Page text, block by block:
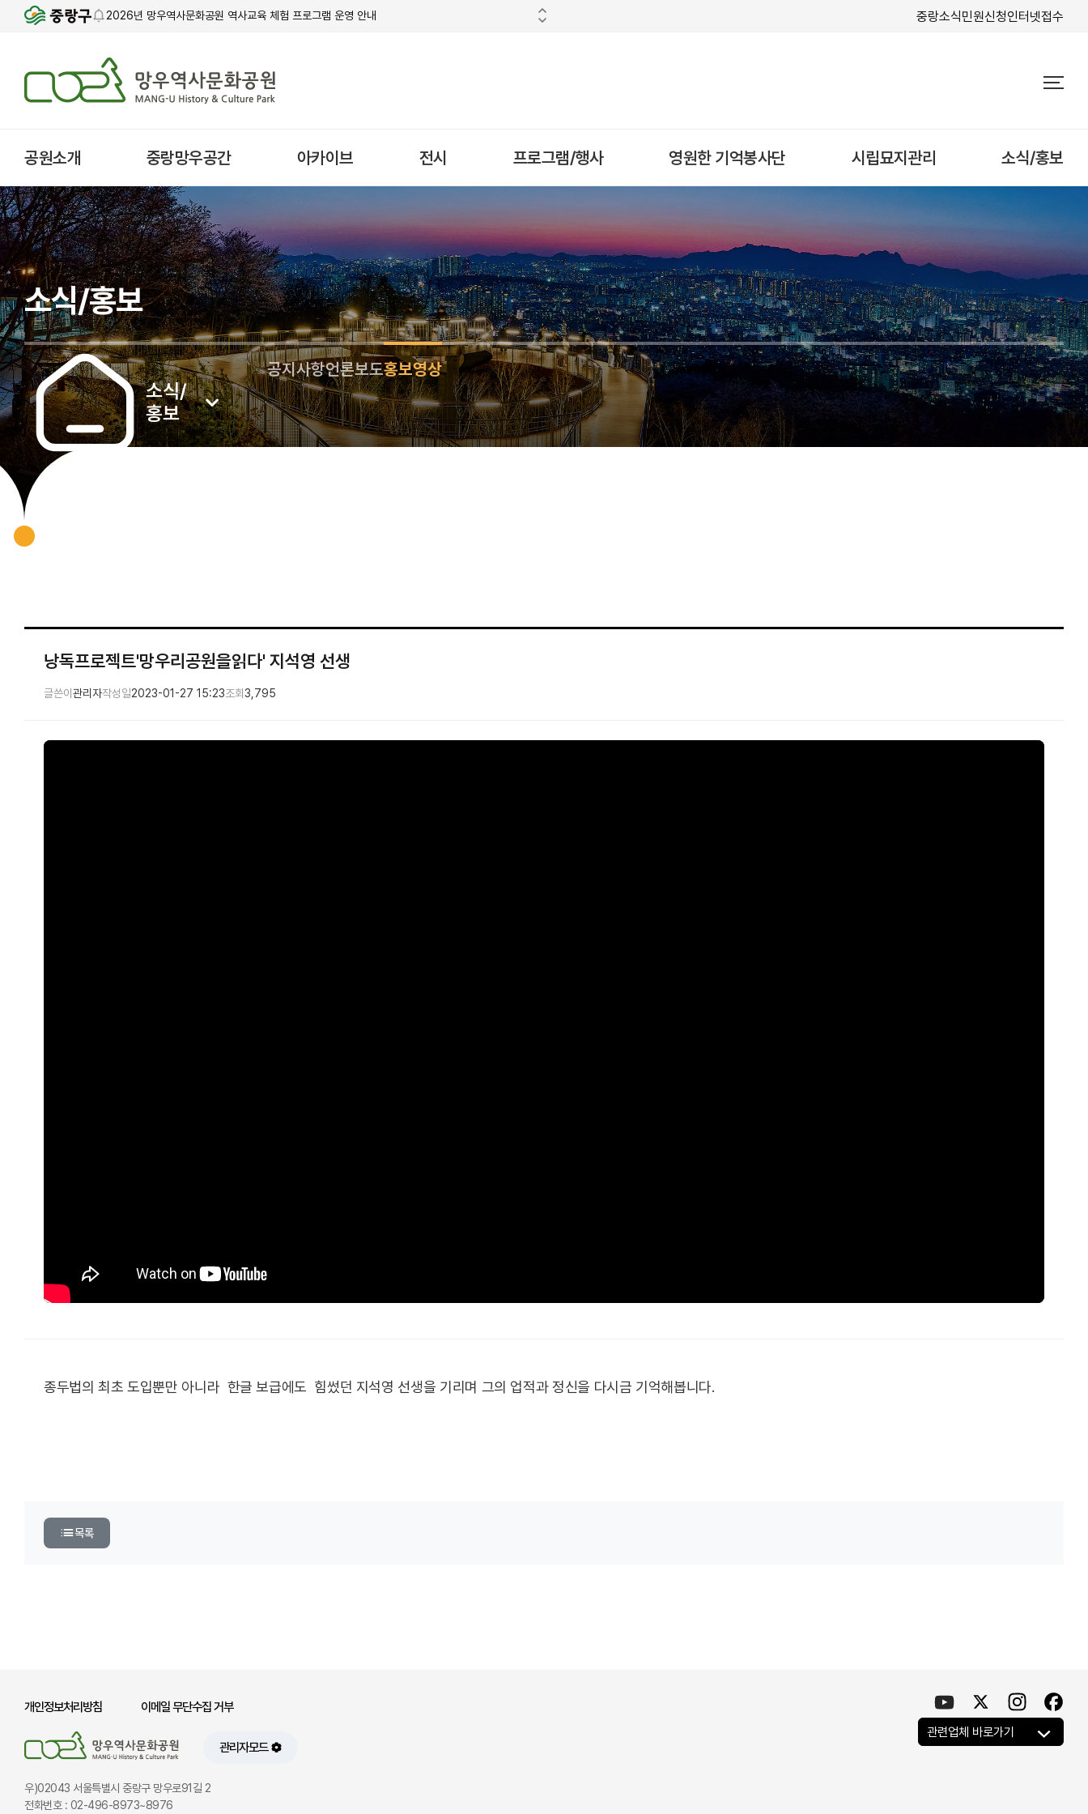
2026년 망우역사문화공원 역사교육 체험 프로그램 운영 안내 중랑소식민원신청인터넷접수
공원소개 중랑망우공간 아카이브 전시 프로그램/행사 영원한 기억봉사단 시립묘지관리 소식/홍보
소식/
홍보
공지사항언론보도홍보영상
소식/홍보
낭독프로젝트'망우리공원을읽다' 지석영 선생
글쓴이 관리자작성일2023-01-27 15:23조회3,795
종두법의 최초 도입뿐만 아니라 한글 보급에도 힘썼던 지석영 선생을 기리며 그의 업적과 정신을 다시금 기억해봅니다.
목록
개인정보처리방침 이메일 무단수집 거부
관리자모드
우)02043 서울특별시 중랑구 망우로91길 2
전화번호 : 02-496-8973~8976
관련업체 바로가기